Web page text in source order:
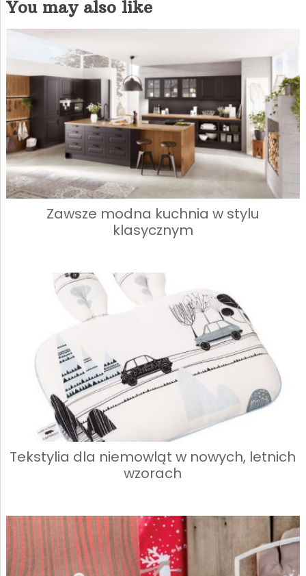
You may also like
Zawsze modna kuchnia w stylu
klasycznym
Tekstylia dla niemowląt w nowych, letnich
wzorach